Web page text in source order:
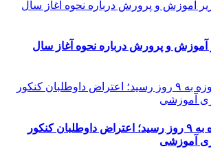
آموزش و پرورش درباره نحوه آغاز سال
فاصله ۲۰ روزه به ۹ روز رسید؛ اعتراض داوطلبان کنکور